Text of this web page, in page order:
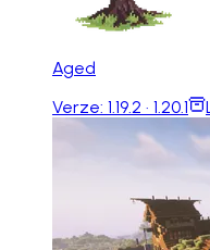
Aged
Verze: 1.19.2 · 1.20.1